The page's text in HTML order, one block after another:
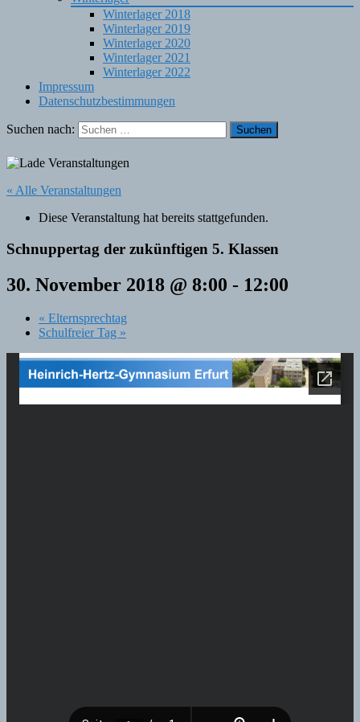
Winterlager 2018
Winterlager 2019
Winterlager 2020
Winterlager 2021
Winterlager 2022
Impressum
Datenschutzbestimmungen
Suchen nach:
« Alle Veranstaltungen
Diese Veranstaltung hat bereits stattgefunden.
Schnuppertag der zukünftigen 5. Klassen
30. November 2018 @ 8:00 - 12:00
« Elternsprechtag
Schulfreier Tag »